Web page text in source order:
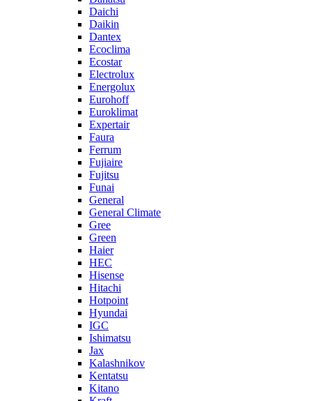
Daichi
Daikin
Dantex
Ecoclima
Ecostar
Electrolux
Energolux
Eurohoff
Euroklimat
Expertair
Faura
Ferrum
Fujiaire
Fujitsu
Funai
General
General Climate
Gree
Green
Haier
HEC
Hisense
Hitachi
Hotpoint
Hyundai
IGC
Ishimatsu
Jax
Kalashnikov
Kentatsu
Kitano